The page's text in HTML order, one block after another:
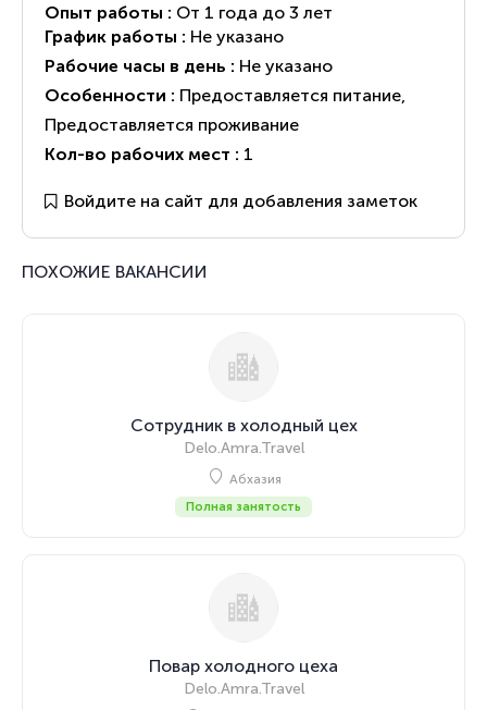
Опыт работы : От 1 года до 3 лет
График работы : Не указано
Рабочие часы в день : Не указано
Особенности : Предоставляется питание
Предоставляется проживание
Кол-во рабочих мест : 1
Войдите на сайт для добавления заметок
ПОХОЖИЕ ВАКАНСИИ
Сотрудник в холодный цех
Delo.Amra.Travel
Абхазия
Полная занятость
Повар холодного цеха
Delo.Amra.Travel